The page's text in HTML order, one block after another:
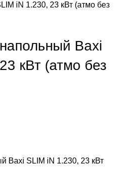
iN 1.230, 23 кВт (атмо без
Baxi
кВт (атмо без